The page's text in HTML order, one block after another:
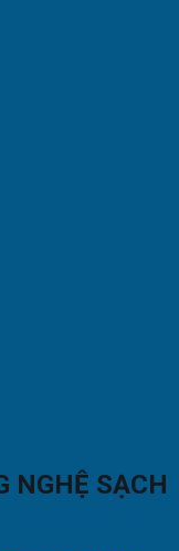
NGHỆ SẠCH